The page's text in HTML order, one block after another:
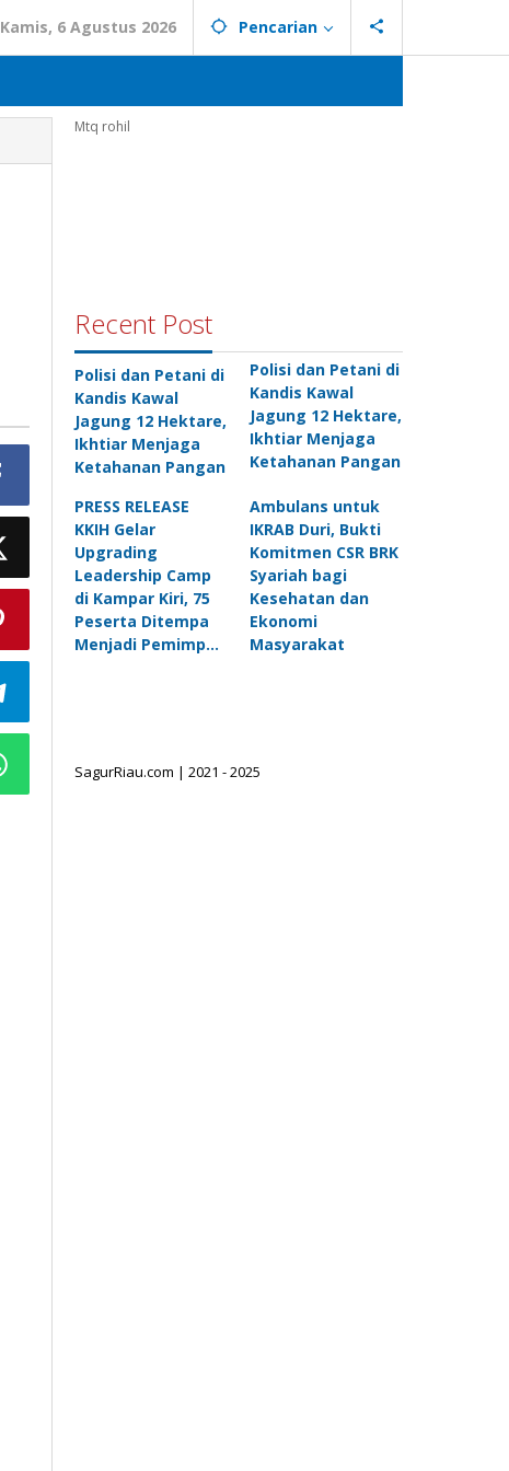
Kamis, 6 Agustus 2026 Pencarian
Mtq rohil
Recent Post
Polisi dan Petani di
Kandis Kawal
Jagung 12 Hektare,
Ikhtiar Menjaga
Ketahanan Pangan
Polisi dan Petani di
Kandis Kawal
Jagung 12 Hektare,
Ikhtiar Menjaga
Ketahanan Pangan
PRESS RELEASE
KKIH Gelar
Upgrading
Leadership Camp
di Kampar Kiri, 75
Peserta Ditempa
Menjadi Pemimp…
Ambulans untuk
IKRAB Duri, Bukti
Komitmen CSR BRK
Syariah bagi
Kesehatan dan
Ekonomi
Masyarakat
SagurRiau.com | 2021 - 2025